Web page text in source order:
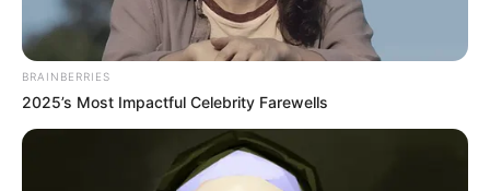
BRAINBERRIES
2025’s Most Impactful Celebrity Farewells